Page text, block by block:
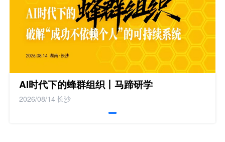
AI时代下的蜂群组织丨马蹄研学
2026/08/14长沙